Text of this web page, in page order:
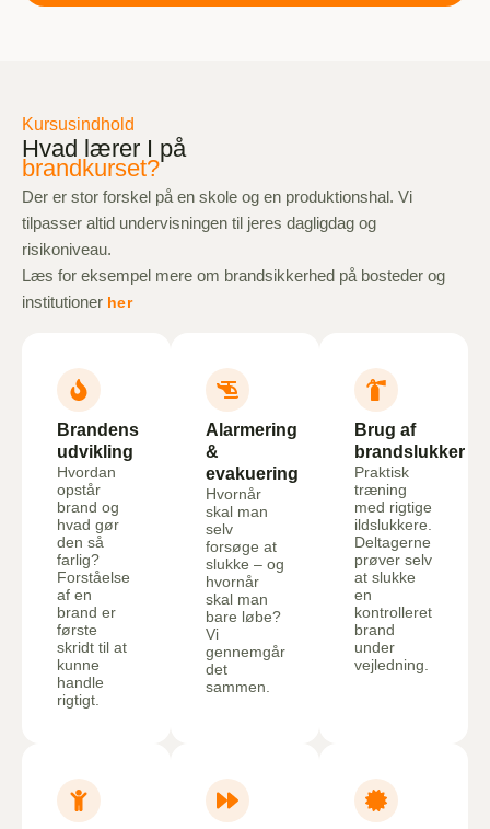
Kursusindhold
Hvad lærer I på
brandkurset?
Der er stor forskel på en skole og en produktionshal. Vi
tilpasser altid undervisningen til jeres dagligdag og
risikoniveau.
Læs for eksempel mere om brandsikkerhed på bosteder og
institutioner her
Brandens
udvikling
Hvordan
opstår
brand og
hvad gør
den så
farlig?
Forståelse
af en
brand er
første
skridt til at
kunne
handle
rigtigt.
Alarmering
&
evakuering
Hvornår
skal man
selv
forsøge at
slukke – og
hvornår
skal man
bare løbe?
Vi
gennemgår
det
sammen.
Brug af
brandslukker
Praktisk
træning
med rigtige
ildslukkere.
Deltagerne
prøver selv
at slukke
en
kontrolleret
brand
under
vejledning.